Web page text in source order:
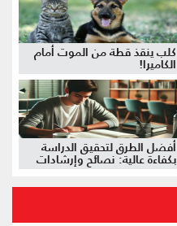
كلب ينقذ قطة من الموت أمام
الكاميرا!
أفضل الطرق لتحقيق الدراسة
بكفاءة عالية: نصائح وإرشادات